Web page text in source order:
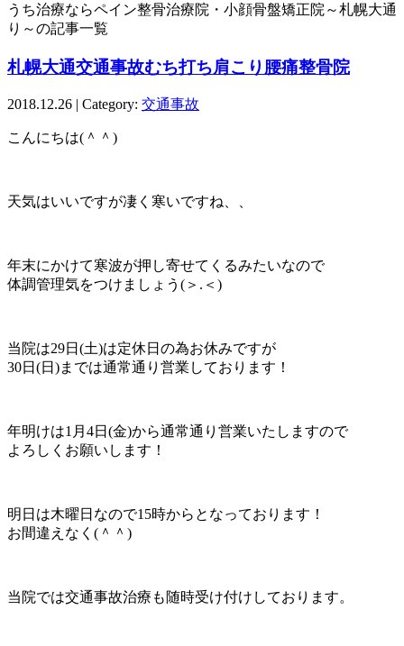
うち治療ならペイン整骨治療院・小顔骨盤矯正院～札幌大通
り～の記事一覧
札幌大通交通事故むち打ち肩こり腰痛整骨院
2018.12.26 | Category: 交通事故
こんにちは(＾＾)
天気はいいですが凄く寒いですね、、
年末にかけて寒波が押し寄せてくるみたいなので
体調管理気をつけましょう(＞.＜)
当院は29日(土)は定休日の為お休みですが
30日(日)までは通常通り営業しております！
年明けは1月4日(金)から通常通り営業いたしますので
よろしくお願いします！
明日は木曜日なので15時からとなっております！
お間違えなく(＾＾)
当院では交通事故治療も随時受け付けしております。